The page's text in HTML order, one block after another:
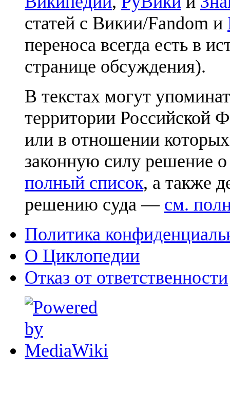
статей с Викии/Fandom и
переноса всегда есть в
странице обсуждения).
В текстах могут
территории Российской
или в отношении
законную силу решение
полный список, а также
решению суда — см.
Политика
О Циклопедии
Отказ от ответственности